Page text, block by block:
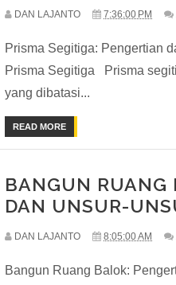
DAN LAJANTO 7:36:00 PM
Prisma Segitiga: Pengertian
Prisma Segitiga Prisma
yang dibatasi...
READ MORE
BANGUN RUANG
DAN UNSUR-
DAN LAJANTO 8:05:00 AM
Bangun Ruang Balok: